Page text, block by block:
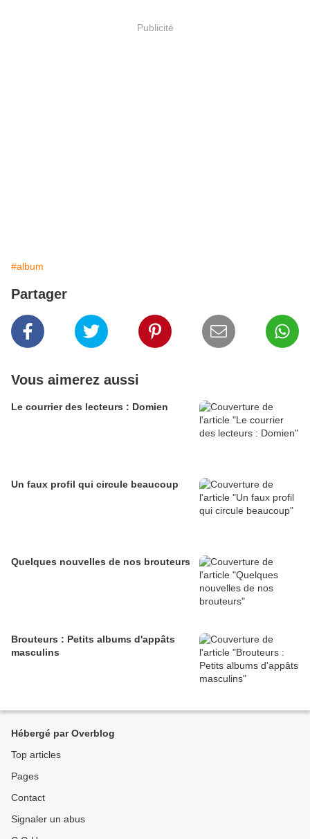
Publicité
#album
Partager
Vous aimerez aussi
Le courrier des lecteurs : Domien
Un faux profil qui circule beaucoup
Quelques nouvelles de nos brouteurs
Brouteurs : Petits albums d'appâts
masculins
Hébergé par Overblog
Top articles
Pages
Contact
Signaler un abus